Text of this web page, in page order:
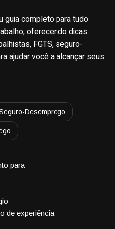
guia completo para tudo
oferecendo dicas
FGTS, seguro-
ajudar você a alcançar seus
Seguro-Desemprego
para
de experiência